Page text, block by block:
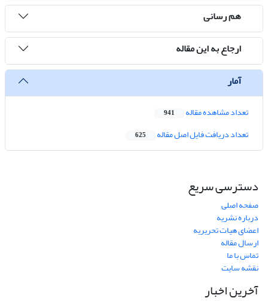
هم رسانی
ارجاع به این مقاله
آمار
تعداد مشاهده مقاله 941
تعداد دریافت فایل اصل مقاله 625
دسترسی سریع
صفحه اصلی
درباره نشریه
اعضای هیات تحریریه
ارسال مقاله
تماس با ما
نقشه سایت
آخرین اخبار